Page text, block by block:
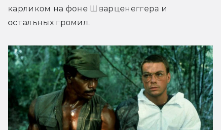
карликом на фоне Шварценеггера и
остальных громил.